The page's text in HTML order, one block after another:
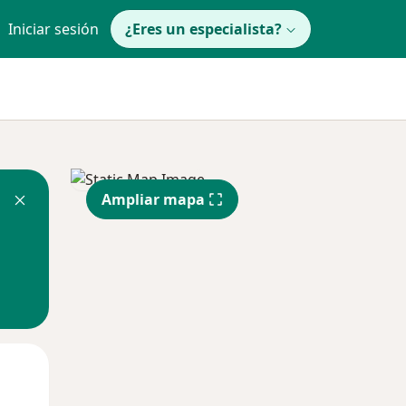
Iniciar sesión ¿Eres un especialista?
Ampliar mapa